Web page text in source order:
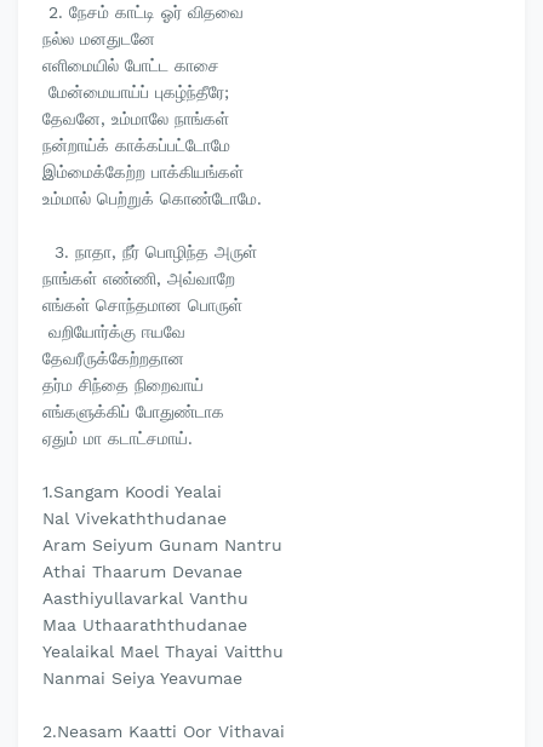
2. நேசம் காட்டி ஓர் விதவை
நல்ல மனதுடனே
எளிமையில் போட்ட காசை
மேன்மையாய்ப் புகழ்ந்தீரே;
தேவனே, உம்மாலே நாங்கள்
நன்றாய்க் காக்கப்பட்டோமே
இம்மைக்கேற்ற பாக்கியங்கள்
உம்மால் பெற்றுக் கொண்டோமே.
3. நாதா, நீர் பொழிந்த அருள்
நாங்கள் எண்ணி, அவ்வாறே
எங்கள் சொந்தமான பொருள்
வறியோர்க்கு ஈயவே
தேவரீருக்கேற்றதான
தர்ம சிந்தை நிறைவாய்
எங்களுக்கிப் போதுண்டாக
ஏதும் மா கடாட்சமாய்.
1.Sangam Koodi Yealai
Nal Vivekaththudanae
Aram Seiyum Gunam Nantru
Athai Thaarum Devanae
Aasthiyullavarkal Vanthu
Maa Uthaaraththudanae
Yealaikal Mael Thayai Vaitthu
Nanmai Seiya Yeavumae
2.Neasam Kaatti Oor Vithavai